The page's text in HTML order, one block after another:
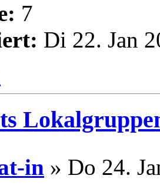
7
Di 22. Jan
in » Do 24.